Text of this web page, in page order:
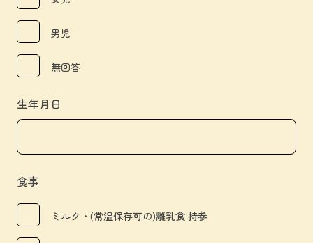
男児
無回答
生年月日
食事
ミルク・(常温保存可の)離乳食 持参